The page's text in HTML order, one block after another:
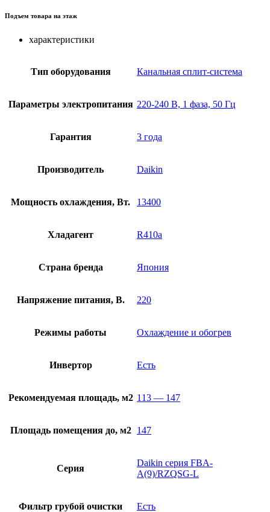
Подъем товара на этаж
характеристики
Тип оборудования Канальная сплит-система
Параметры электропитания 220-240 В, 1 фаза, 50 Гц
Гарантия 3 года
Производитель Daikin
Мощность охлаждения, Вт. 13400
Хладагент R410a
Страна бренда Япония
Напряжение питания, В. 220
Режимы работы Охлаждение и обогрев
Инвертор Есть
Рекомендуемая площадь, м2 113 — 147
Площадь помещения до, м2 147
Серия
Daikin серия FBA-
A(9)/RZQSG-L
Фильтр грубой очистки Есть